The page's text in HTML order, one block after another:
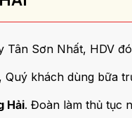
Sơn Nhất, HDV
, Quý khách dùng bữa
Hải. Đoàn làm thủ tục